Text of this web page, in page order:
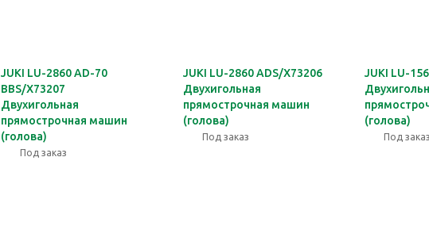
JUKI LU-2860 AD-70
BBS/X73207
Двухигольная
прямострочная машин
(голова)
Под заказ
JUKI LU-2860 ADS/X73206
Двухигольная
прямострочная машин
(голова)
Под заказ
JUKI LU-
(голова)
Под заказ